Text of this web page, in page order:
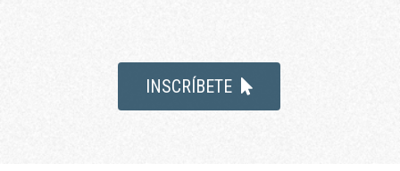
INSCRÍBETE